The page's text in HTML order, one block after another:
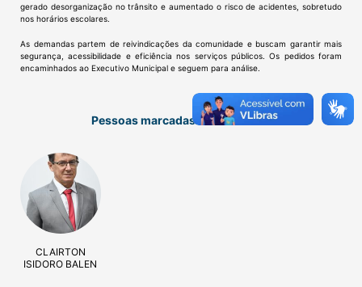
gerado desorganização no trânsito e aumentado o risco de acidentes, sobretudo
nos horários escolares.
As demandas partem de reivindicações da comunidade e buscam garantir mais
segurança, acessibilidade e eficiência nos serviços públicos. Os pedidos foram
encaminhados ao Executivo Municipal e seguem para análise.
Pessoas marcadas nessa notícia
CLAIRTON
ISIDORO BALEN